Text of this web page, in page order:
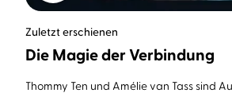
Zuletzt erschienen
Die Magie der Verbindung
Thommy Ten und Amélie van Tass sind